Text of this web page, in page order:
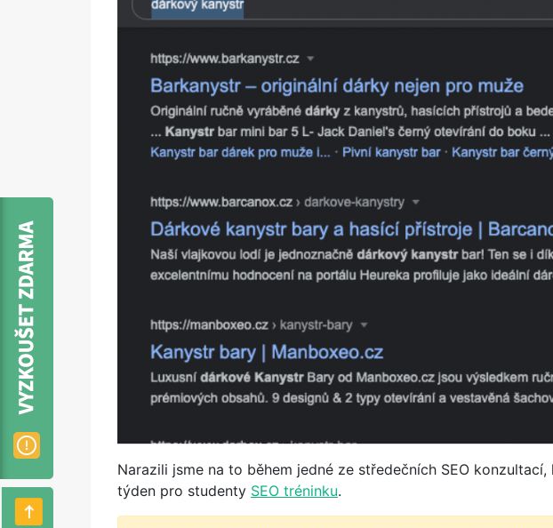
Narazili jsme na to během jedné ze středečních SEO
týden pro studenty SEO tréninku.